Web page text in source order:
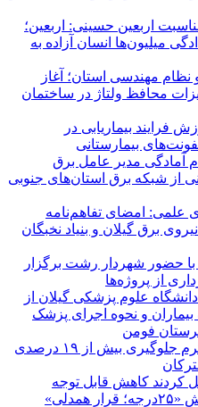
اربعین حسینی: اربعین؛
میلیون‌ها انسان آزاده به
نظام مهندسی استان؛ آغاز
محافظ ولتاژ در ساختمان
فرایند بیماریابی در
بیمارستانی
آمادگی مدیر عامل برق
از شبكه برق استان‌های جنوبی
علمی: امضای تفاهم‌نامه
برق گیلان و بنیاد نخبگان
حضور شهردار رشت برگزار
از پروژه‌ها
علوم پزشکی گیلان از
بیماران و نحوه اجرای پزشک
فومن
با استفاده از تعمیرات خط گرم جلوگیری بیش از ۱۹ درصدی
کردند كاهش قابل توجه